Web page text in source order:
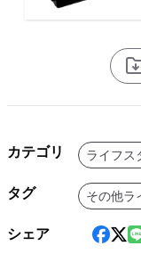
カテゴリ ライフス
タグ その他ラ
シェア